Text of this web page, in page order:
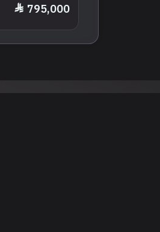
795,000